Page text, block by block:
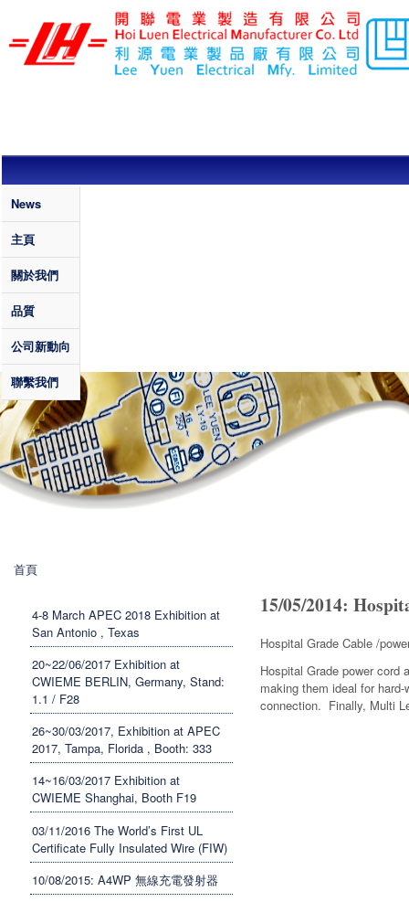
移至主內容
利
品
廠
有
限
公
司
開
聯
電
業
製
造
有
Quality
News
主頁
關於我們
品質
公司新動向
聯繫我們
Banner News
您在這裡
首頁
15/05/2014:
Hospital Grade power cord
making them ideal for
connection. Finally, Multi
4-8 March APEC 2018 Exhibition at
San Antonio , Texas
20~22/06/2017 Exhibition at
CWIEME BERLIN, Germany, Stand:
1.1 / F28
26~30/03/2017, Exhibition at APEC
2017, Tampa, Florida , Booth: 333
14~16/03/2017 Exhibition at
CWIEME Shanghai, Booth F19
03/11/2016 The World’s First UL
Certificate Fully Insulated Wire (FIW)
10/08/2015: A4WP 無線充電發射器